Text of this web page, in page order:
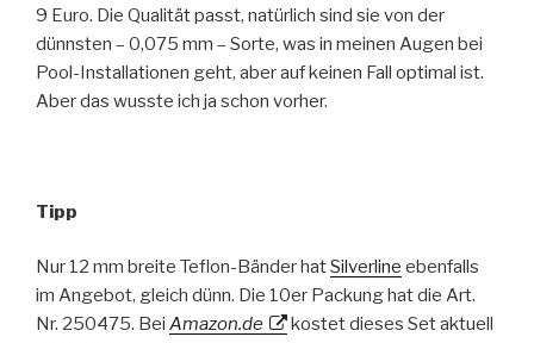
9 Euro. Die Qualität passt, natürlich sind sie von der
dünnsten – 0,075 mm – Sorte, was in meinen Augen bei
Pool-Installationen geht, aber auf keinen Fall optimal ist.
Aber das wusste ich ja schon vorher.
Tipp
Nur 12 mm breite Teflon-Bänder hatSilverline ebenfalls
im Angebot, gleich dünn. Die 10er Packung hat die Art.
Nr. 250475. Bei Amazon.de
kostet dieses Set aktuell